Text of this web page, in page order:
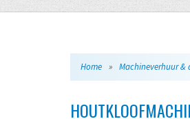
Home » Machineverhuur &